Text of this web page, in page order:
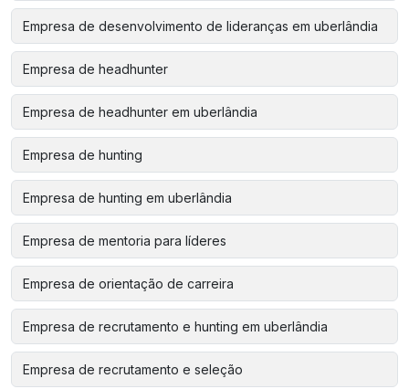
Empresa de desenvolvimento de lideranças em uberlândia
Empresa de headhunter
Empresa de headhunter em uberlândia
Empresa de hunting
Empresa de hunting em uberlândia
Empresa de mentoria para líderes
Empresa de orientação de carreira
Empresa de recrutamento e hunting em uberlândia
Empresa de recrutamento e seleção